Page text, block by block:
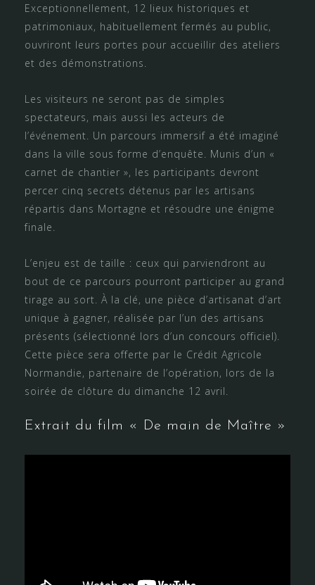
Exceptionnellement, 12 lieux historiques et
patrimoniaux, habituellement fermés au public,
ouvriront leurs portes pour accueillir des ateliers
et des démonstrations.
Les visiteurs ne seront pas de simples
spectateurs, mais aussi les acteurs de
l’événement. Un parcours immersif a été imaginé
dans la ville sous forme d’enquête. Munis d’un «
carnet de chantier », les participants devront
percer cinq secrets détenus par les artisans
répartis dans Mortagne et résoudre une énigme
finale.
L’enjeu est de taille : ceux qui parviendront au
bout de ce parcours pourront participer au grand
tirage au sort. À la clé, une pièce d’artisanat d’art
unique à gagner, réalisée par l’un des artisans
présents (sélectionné lors d’un concours officiel).
Cette pièce sera offerte par le Crédit Agricole
Normandie, partenaire de l’opération, lors de la
soirée de clôture du dimanche 12 avril.
Extrait du film « De main de Maître »